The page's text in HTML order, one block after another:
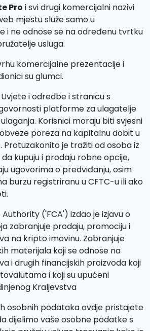
Pro i svi drugi komercijalni nazivi
mjestu služe samo u
i ne odnose se na određenu tvrtku
usluga.
komercijalne prezentacije i
su glumci.
i odredbe i stranicu s
platforme za ulagatelje
Korisnici moraju biti svjesni
poreza na kapitalnu dobit u
Protuzakonito je tražiti od osoba iz
da kupuju i prodaju robne opcije,
ugovorima o predviđanju, osim
burzu registriranu u CFTC-u ili ako
('FCA') izdao je izjavu o
zabranjuje prodaju, promociju i
na kripto imovinu. Zabranjuje
materijala koji se odnose na
i drugih financijskih proizvoda koji
i koji su upućeni
Kraljevstva
osobnih podataka ovdje pristajete
dijelimo vaše osobne podatke s